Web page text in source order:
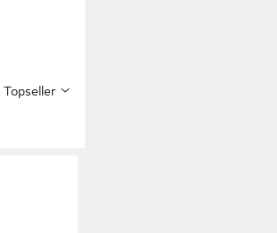
Topseller